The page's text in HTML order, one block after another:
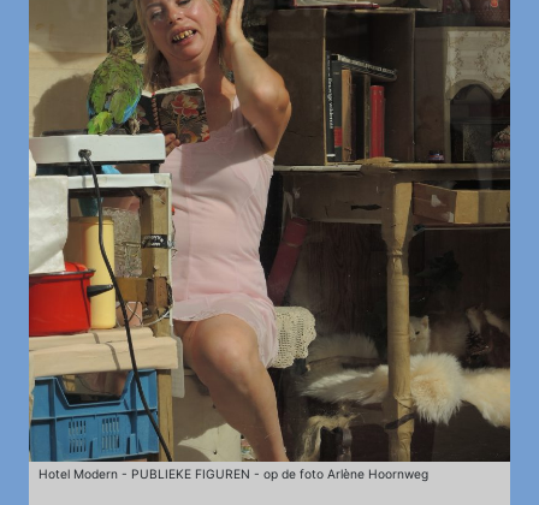
Hotel Modern - PUBLIEKE FIGUREN - op de foto Arlène Hoornweg